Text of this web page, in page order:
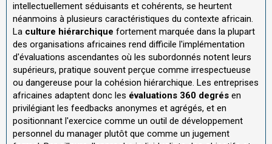
intellectuellement séduisants et cohérents, se heurtent
néanmoins à plusieurs caractéristiques du contexte africain.
La culture hiérarchique fortement marquée dans la plupart
des organisations africaines rend difficile l'implémentation
d'évaluations ascendantes où les subordonnés notent leurs
supérieurs, pratique souvent perçue comme irrespectueuse
ou dangereuse pour la cohésion hiérarchique. Les entreprises
africaines adaptent donc les évaluations 360 degrés en
privilégiant les feedbacks anonymes et agrégés, et en
positionnant l'exercice comme un outil de développement
personnel du manager plutôt que comme un jugement